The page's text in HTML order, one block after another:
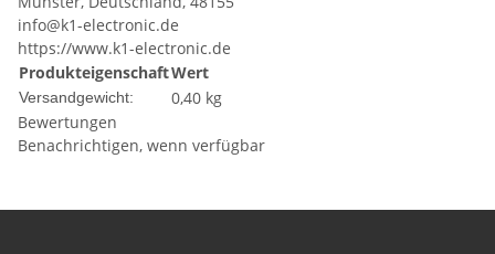
info@k1-electronic.de
https://www.k1-electronic.de
ProdukteigenschaftWert
Versandgewicht:
0,40 kg
Bewertungen
Benachrichtigen, wenn verfügbar